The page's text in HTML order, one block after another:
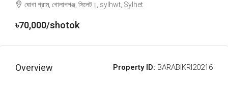
ঘোগা গ্রাম, গোলাপগঞ্জ, সিলেট।, sylhwt, Sylhet
৳70,000/shotok
Overview Property ID: BARABIKRI20216